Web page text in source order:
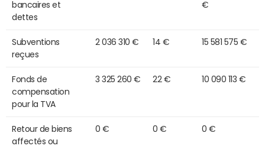
bancaires et
dettes
€
Subventions
reçues
2 036 310 € 14 € 15 581 575 €
Fonds de
compensation
pour la TVA
3 325 260 € 22 € 10 090 113 €
Retour de biens
affectés ou
0 € 0 € 0 €